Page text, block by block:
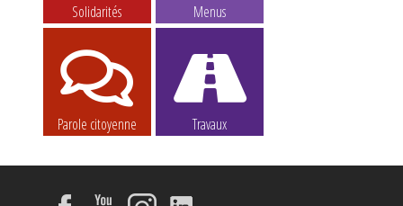
Solidarités Menus
Parole citoyenne Travaux